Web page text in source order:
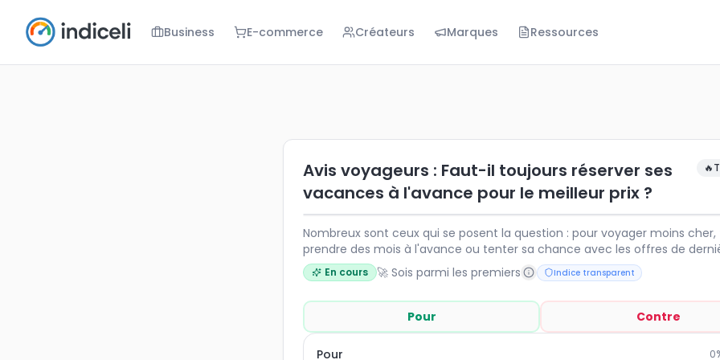
Business E-commerce Créateurs Marques Ressources
Avis voyageurs : Faut-il toujours réserver ses vacances à l'avance
Nombreux sont ceux qui se posent la question : pour voyager moins
Avis voyageurs : Faut-il toujours réserver ses
vacances à l'avance pour le meilleur prix ?
🔥
Nombreux sont ceux qui se posent la question : pour voyager moins
prendre des mois à l'avance ou tenter sa chance avec les offres de
minute ? Entre vols, hôtels et locations, les stratégies de réservation
avis divergent. Partagez votre expérience et votre point de vue sur la
approche pour optimiser son budget vacances.
En cours 🚀 Sois parmi les premiers Indice transparent
Pour Contre
Pour 0